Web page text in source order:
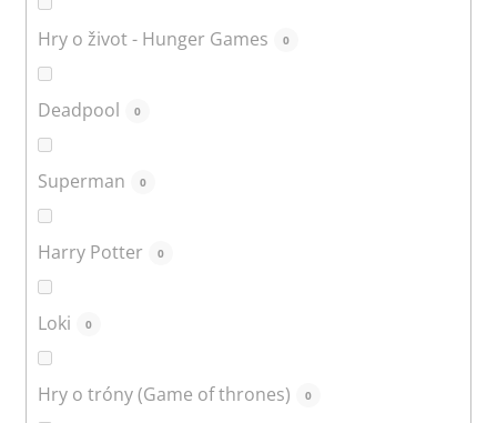
Hry o život - Hunger Games 0
Deadpool 0
Superman 0
Harry Potter 0
Loki 0
Hry o tróny (Game of thrones) 0